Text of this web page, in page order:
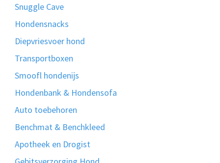
Snuggle Cave
Hondensnacks
Diepvriesvoer hond
Transportboxen
Smoofl hondenijs
Hondenbank & Hondensofa
Auto toebehoren
Benchmat & Benchkleed
Apotheek en Drogist